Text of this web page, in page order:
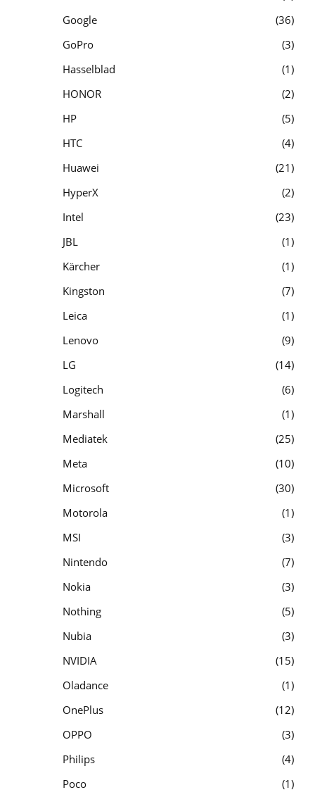
Google
36
GoPro
3
Hasselblad
1
HONOR
2
HP
5
HTC
4
Huawei
21
HyperX
2
Intel
23
JBL
1
Kärcher
1
Kingston
7
Leica
1
Lenovo
9
LG
14
Logitech
6
Marshall
1
Mediatek
25
Meta
10
Microsoft
30
Motorola
1
MSI
3
Nintendo
7
Nokia
3
Nothing
5
Nubia
3
NVIDIA
15
Oladance
1
OnePlus
12
OPPO
3
Philips
4
Poco
1